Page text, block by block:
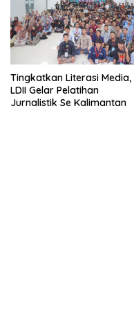
Tingkatkan Literasi Media,
LDII Gelar Pelatihan
Jurnalistik Se Kalimantan